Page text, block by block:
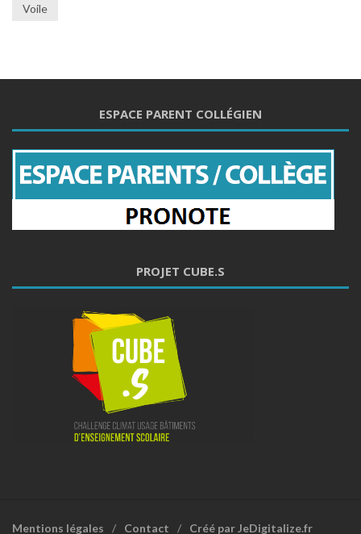
Voile
ESPACE PARENT COLLÉGIEN
PROJET CUBE.S
Mentions légales Contact Créé par JeDigitalize.fr